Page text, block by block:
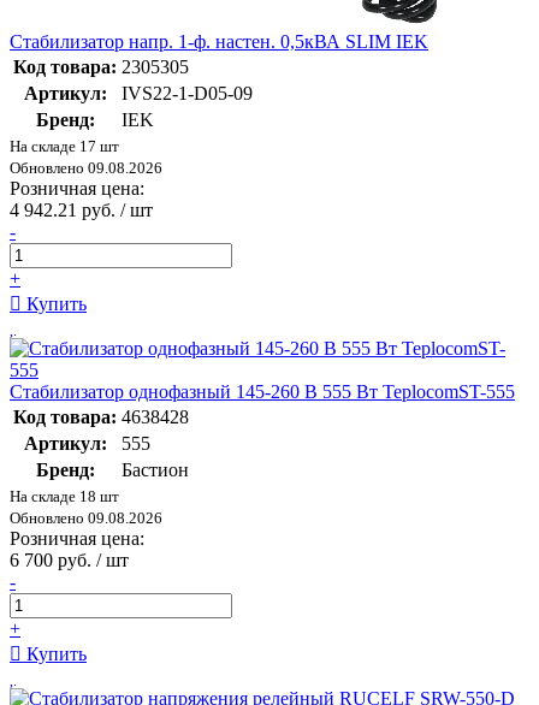
Стабилизатор напр. 1-ф. настен. 0,5кВА SLIM IEK
Код товара: 2305305
Артикул:
IVS22-1-D05-09
Бренд:
IEK
На складе 17 шт
Обновлено 09.08.2026
Розничная цена:
4 942.21 руб. / шт
-
+
Купить
Стабилизатор однофазный 145-260 В 555 Вт TeplocomST-555
Код товара: 4638428
Артикул:
555
Бренд:
Бастион
На складе 18 шт
Обновлено 09.08.2026
Розничная цена:
6 700 руб. / шт
-
+
Купить